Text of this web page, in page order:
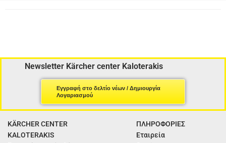
Newsletter Kärcher center Kaloterakis
Εγγραφή στο δελτίο νέων / Δημιουργία
Λογαριασμού
KÄRCHER CENTER
KALOTERAKIS
ΠΛΗΡΟΦΟΡΙΕΣ
Εταιρεία